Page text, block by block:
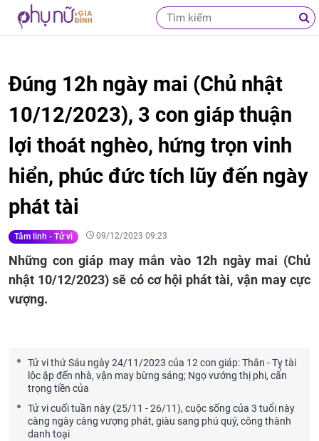
Đúng 12h ngày mai (Chủ nhật
10/12/2023), 3 con giáp thuận
lợi thoát nghèo, hứng trọn vinh
hiển, phúc đức tích lũy đến ngày
phát tài
Tâm linh - Tử vi 09/12/2023 09:23
Những con giáp may mắn vào 12h ngày mai (Chủ
nhật 10/12/2023) sẽ có cơ hội phát tài, vận may cực
vượng.
Tử vi thứ Sáu ngày 24/11/2023 của 12 con giáp: Thân - Tỵ tài
lộc ập đến nhà, vận may bừng sáng; Ngọ vướng thị phi, cẩn
trọng tiền của
Tử vi cuối tuần này (25/11 - 26/11), cuộc sống của 3 tuổi này
càng ngày càng vượng phát, giàu sang phú quý, công thành
danh toại